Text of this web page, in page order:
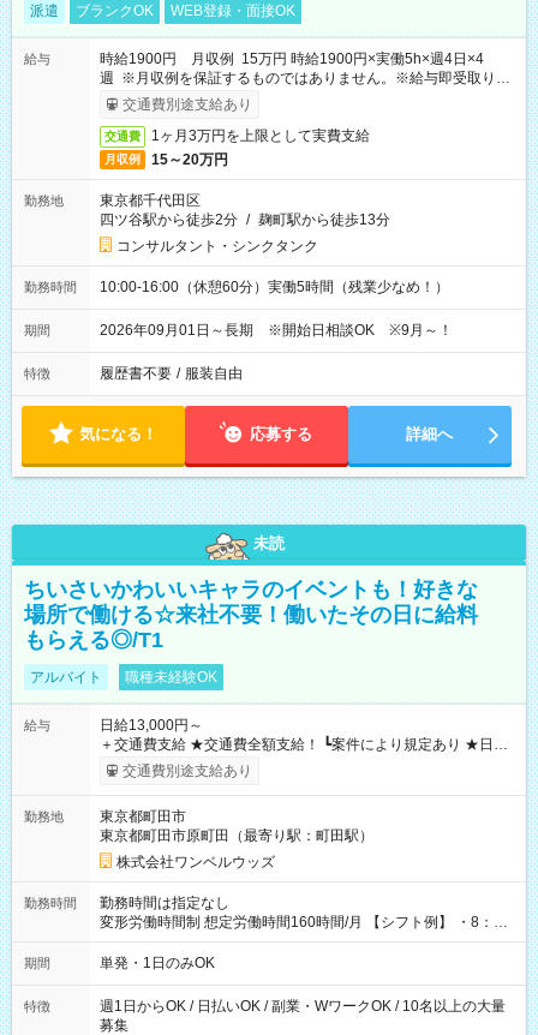
派遣 ブランクOK WEB登録・面接OK
給与
時給1900円 月収例 15万円 時給1900円×実働5h×週4日×4
週 ※月収例を保証するものではありません。※給与即受取りサ
ービス利用可（利用条件有）
交通費別途支給あり
交通費 1ヶ月3万円を上限として実費支給
月収例 15～20万円
勤務地
東京都千代田区
四ツ谷駅から徒歩2分 / 麹町駅から徒歩13分
コンサルタント・シンクタンク
勤務時間 10:00-16:00（休憩60分）実働5時間（残業少なめ！）
期間 2026年09月01日～長期 ※開始日相談OK ※9月～！
特徴 履歴書不要 / 服装自由
気になる！ 応募する 詳細へ
未読
ちいさいかわいいキャラのイベントも！好きな
場所で働ける☆来社不要！働いたその日に給料
もらえる◎/T1
アルバイト 職種未経験OK
給与
日給13,000円～
＋交通費支給 ★交通費全額支給！ ┗案件により規定あり ★日払
いOK！（規定あり） ┗働いたその日に現金GET♪ お仕事後はコ
ンビニATMから 日払い分を引き落とせます！ 【試用期間】試
交通費別途支給あり
勤務地
東京都町田市
東京都町田市原町田（最寄り駅：町田駅）
株式会社ワンベルウッズ
勤務時間
勤務時間は指定なし
変形労働時間制 想定労働時間160時間/月 【シフト例】 ・8：00
～21：00
期間 単発・1日のみOK
特徴
週1日からOK / 日払いOK / 副業・WワークOK / 10名以上の大量
募集